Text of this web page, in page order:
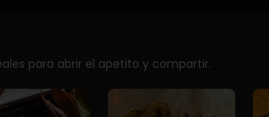
para abrir el apetito y compartir.